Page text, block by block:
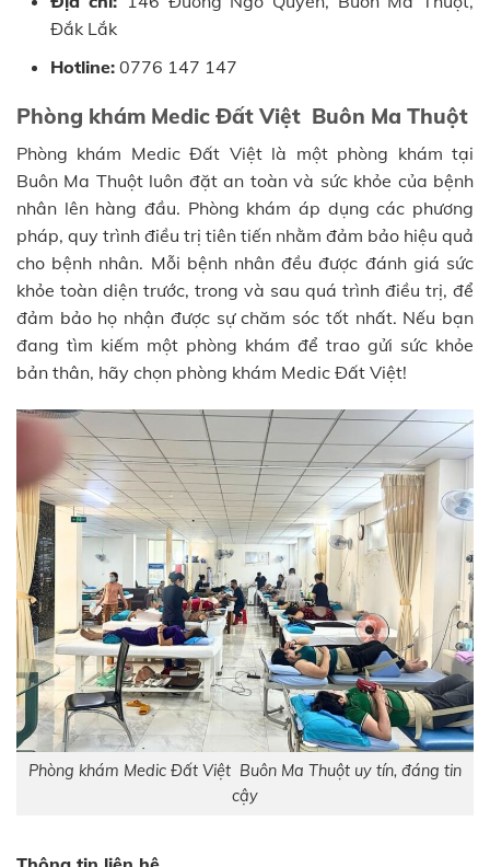
Đắk Lắk
Hotline:0776 147 147
Phòng khám Medic Đất Việt Buôn Ma Thuột
Phòng khám Medic Đất Việt là một phòng khám tại
Buôn Ma Thuột luôn đặt an toàn và sức khỏe của bệnh
nhân lên hàng đầu. Phòng khám áp dụng các phương
pháp, quy trình điều trị tiên tiến nhằm đảm bảo hiệu quả
cho bệnh nhân. Mỗi bệnh nhân đều được đánh giá sức
khỏe toàn diện trước, trong và sau quá trình điều trị, để
đảm bảo họ nhận được sự chăm sóc tốt nhất. Nếu bạn
đang tìm kiếm một phòng khám để trao gửi sức khỏe
bản thân, hãy chọn phòng khám Medic Đất Việt!
Phòng khám Medic Đất Việt Buôn Ma Thuột uy tín, đáng tin
cậy